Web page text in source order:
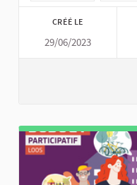
CRÉÉ LE
29/06/2023